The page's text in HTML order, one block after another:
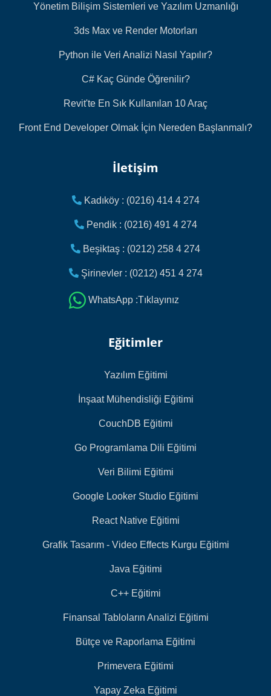
Yönetim Bilişim Sistemleri ve Yazılım Uzmanlığı
3ds Max ve Render Motorları
Python ile Veri Analizi Nasıl Yapılır?
C# Kaç Günde Öğrenilir?
Revit'te En Sık Kullanılan 10 Araç
Front End Developer Olmak İçin Nereden Başlanmalı?
İletişim
Kadıköy : (0216) 414 4 274
Pendik : (0216) 491 4 274
Beşiktaş : (0212) 258 4 274
Şirinevler : (0212) 451 4 274
WhatsApp :Tıklayınız
Eğitimler
Yazılım Eğitimi
İnşaat Mühendisliği Eğitimi
CouchDB Eğitimi
Go Programlama Dili Eğitimi
Veri Bilimi Eğitimi
Google Looker Studio Eğitimi
React Native Eğitimi
Grafik Tasarım - Video Effects Kurgu Eğitimi
Java Eğitimi
C++ Eğitimi
Finansal Tabloların Analizi Eğitimi
Bütçe ve Raporlama Eğitimi
Primevera Eğitimi
Yapay Zeka Eğitimi